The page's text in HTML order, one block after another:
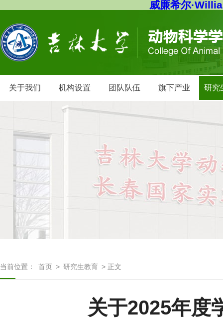
威廉希尔
关于我们 机构设置 团队队伍 旗下产业 研究
当前位置： 首页 > 研究生教育 > 正文
关于2025年度